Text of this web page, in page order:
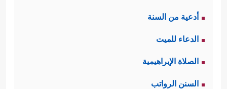
أدعية من السنة
الدعاء للميت
الصلاة الإبراهيمية
السنن الرواتب